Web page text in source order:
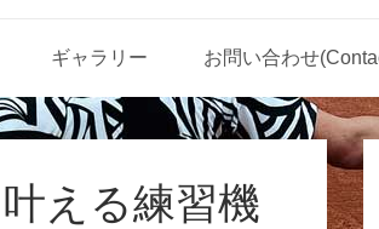
ギャラリー お問い合わせ
える練習機